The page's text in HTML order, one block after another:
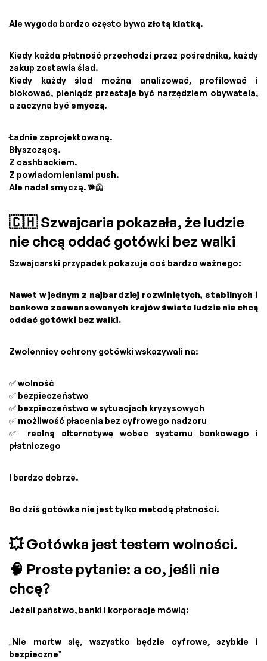
Ale wygoda bardzo często bywa złotą klatką.
Kiedy każda płatność przechodzi przez pośrednika, każdy
zakup zostawia ślad.
Kiedy każdy ślad można analizować, profilować i
blokować, pieniądz przestaje być narzędziem obywatela,
a zaczyna byćsmyczą.
Ładnie zaprojektowaną.
Błyszczącą.
Z cashbackiem.
Z powiadomieniami push.
Ale nadal smyczą. 🐕🦺
🇨🇭 Szwajcaria pokazała, że ludzie
nie chcą oddać gotówki bez walki
Szwajcarski przypadek pokazuje coś bardzo ważnego:
Nawet w jednym z najbardziej rozwiniętych, stabilnych i
bankowo zaawansowanych krajów świata ludzie nie chcą
oddać gotówki bez walki.
Zwolennicy ochrony gotówki wskazywali na:
✅ wolność
✅ bezpieczeństwo
✅ bezpieczeństwo w sytuacjach kryzysowych
✅ możliwość płacenia bez cyfrowego nadzoru
✅ realną alternatywę wobec systemu bankowego i
płatniczego
I bardzo dobrze.
Bo dziś gotówka nie jest tylko metodą płatności.
💥 Gotówka jest testem wolności.
🧠 Proste pytanie: a co, jeśli nie
chcę?
Jeżeli państwo, banki i korporacje mówią:
„Nie martw się, wszystko będzie cyfrowe, szybkie i
bezpieczne”